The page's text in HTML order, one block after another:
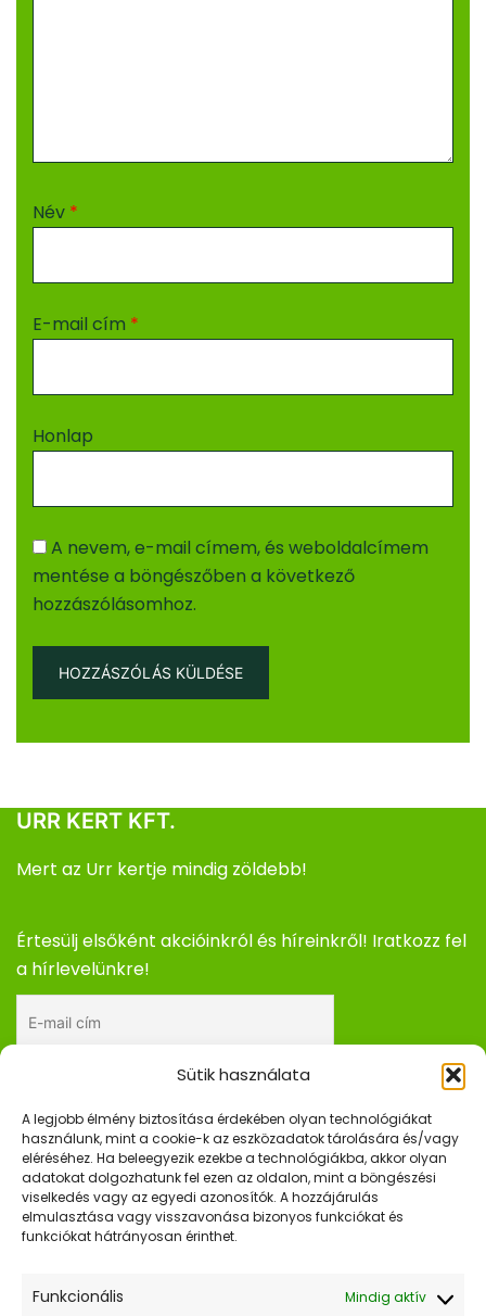
Sütik használata
A legjobb élmény biztosítása érdekében olyan technológiákat
használunk, mint a cookie-k az eszközadatok tárolására és/vagy
eléréséhez. Ha beleegyezik ezekbe a technológiákba, akkor olyan
adatokat dolgozhatunk fel ezen az oldalon, mint a böngészési
viselkedés vagy az egyedi azonosítók. A hozzájárulás
elmulasztása vagy visszavonása bizonyos funkciókat és
funkciókat hátrányosan érinthet.
Funkcionális Mindig aktív
Név *
E-mail cím *
Honlap
A nevem, e-mail címem, és weboldalcímem
mentése a böngészőben a következő
hozzászólásomhoz.
URR KERT KFT.
Mert az Urr kertje mindig zöldebb!
Értesülj elsőként akcióinkról és híreinkről! Iratkozz fel
a hírlevelünkre!
Elfogadom az adatkezelési tájékoztatót.
Gyors Linkek
Kezdőlap